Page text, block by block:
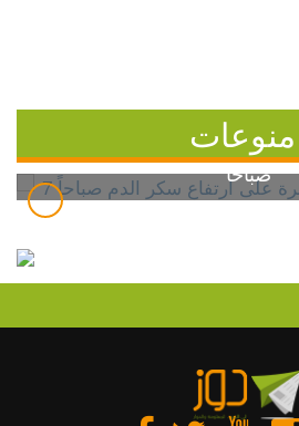
منوعاتعلى ارتفاع سكر الدم
صباحاً